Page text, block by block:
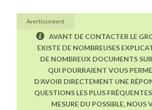
Avertissement
AVANT DE CONTACTER LE
EXISTE DE NOMBREUSES
DE NOMBREUX DOCUMENTS
QUI POURRAIENT VOUS
D’AVOIR DIRECTEMENT UNE
QUESTIONS LES PLUS
MESURE DU POSSIBLE, NOUS